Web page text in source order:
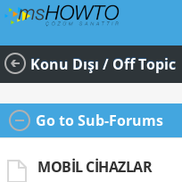
Konu Dışı / Off Topic
Go to Sub-Forums
MOBIL CIHAZLAR